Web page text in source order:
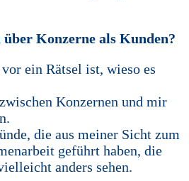
Konzerne als Kunden?
ein Rätsel ist, wieso es
Konzernen und mir
die aus meiner Sicht zum
geführt haben, die
anders sehen.